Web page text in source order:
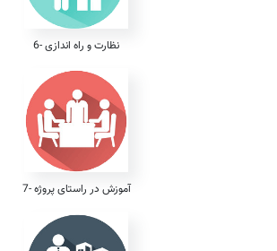
6- نظارت و راه اندازی
7- آموزش در راستای پروژه